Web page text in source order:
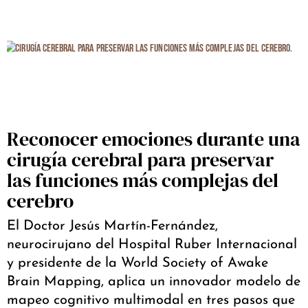
Reconocer emociones durante una
cirugía cerebral para preservar
las funciones más complejas del
cerebro
El Doctor Jesús Martín-Fernández,
neurocirujano del Hospital Ruber Internacional
y presidente de la World Society of Awake
Brain Mapping, aplica un innovador modelo de
mapeo cognitivo multimodal en tres pasos que